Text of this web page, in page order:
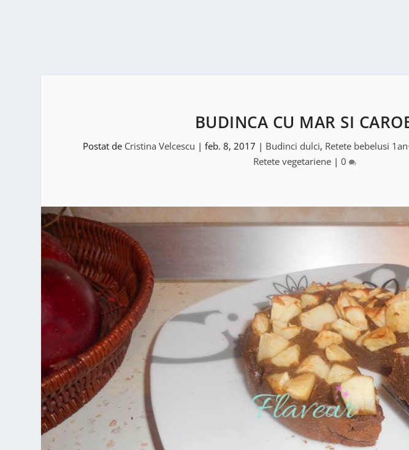
BUDINCA CU MAR SI
Postat de Cristina Velcescu |feb. 8, 2017 | Budinci dulci, Retete bebelusi
Retete vegetariene| 0